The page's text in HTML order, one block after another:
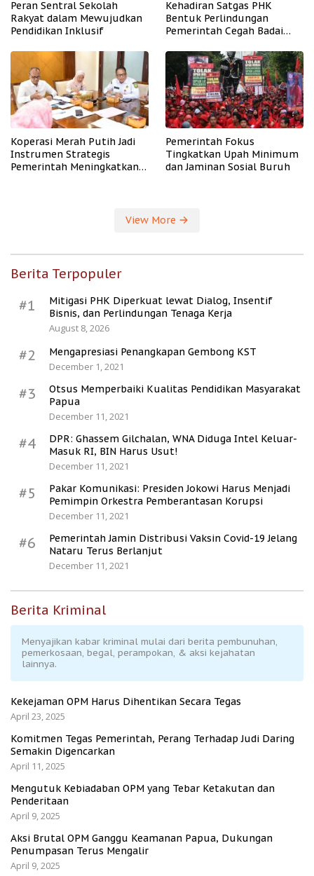
Peran Sentral Sekolah
Rakyat dalam Mewujudkan
Pendidikan Inklusif
Kehadiran Satgas PHK
Bentuk Perlindungan
Pemerintah Cegah Badai
Koperasi Merah Putih Jadi
Instrumen Strategis
Pemerintah Meningkatkan
Pemerintah Fokus
Tingkatkan Upah Minimum
dan Jaminan Sosial Buruh
View More
Berita Terpopuler
#1
Mitigasi PHK Diperkuat lewat Dialog, Insentif
Bisnis, dan Perlindungan Tenaga Kerja
August 8, 2026
#2
Mengapresiasi Penangkapan Gembong KST
December 1, 2021
#3
Otsus Memperbaiki Kualitas Pendidikan Masyarakat
Papua
December 11, 2021
#4
DPR: Ghassem Gilchalan, WNA Diduga Intel Keluar-
Masuk RI, BIN Harus Usut!
December 11, 2021
#5
Pakar Komunikasi: Presiden Jokowi Harus Menjadi
Pemimpin Orkestra Pemberantasan Korupsi
December 11, 2021
#6
Pemerintah Jamin Distribusi Vaksin Covid-19 Jelang
Nataru Terus Berlanjut
December 11, 2021
Berita Kriminal
Menyajikan kabar kriminal mulai dari berita pembunuhan,
pemerkosaan, begal, perampokan, & aksi kejahatan
lainnya.
Kekejaman OPM Harus Dihentikan Secara Tegas
April 23, 2025
Komitmen Tegas Pemerintah, Perang Terhadap Judi Daring
Semakin Digencarkan
April 11, 2025
Mengutuk Kebiadaban OPM yang Tebar Ketakutan dan
Penderitaan
April 9, 2025
Aksi Brutal OPM Ganggu Keamanan Papua, Dukungan
Penumpasan Terus Mengalir
April 9, 2025